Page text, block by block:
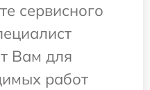
сервисного
Вам для
работ